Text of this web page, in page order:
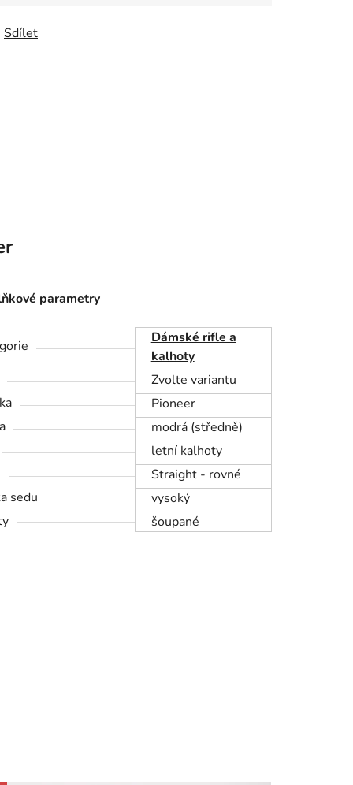
Sdílet
parametry
Dámské rifle a
kalhoty
Zvolte variantu
Pioneer
modrá (středně)
letní kalhoty
Straight - rovné
sedu
vysoký
šoupané